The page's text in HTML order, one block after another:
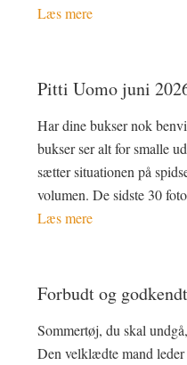
Læs mere
Pitti Uomo juni
Har dine bukser nok
bukser ser alt for smalle
sætter situationen på
volumen. De sidste 30
Læs mere
Forbudt og
Sommertøj, du skal
Den velklædte mand